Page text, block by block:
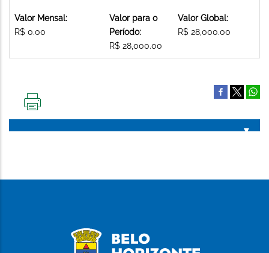
Valor Mensal:
R$ 0.00
Valor para o
Período:
R$ 28,000.00
Valor Global:
R$ 28,000.00
PÁGINA